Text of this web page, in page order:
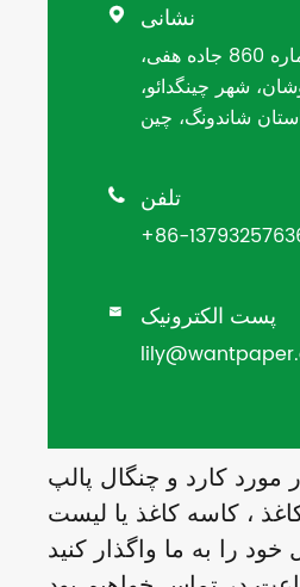
 نشانی
شماره 860 جاده هفی،
شهر چینگدائو،
شاندونگ، چین
 تلفن
+86-
 پست الکترونیک
کارد و چنگال پالپ
، کاسه کاغذ یا لیست
را به ما واگذار کنید